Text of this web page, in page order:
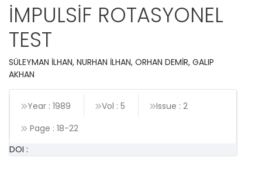
İMPULSİF ROTASYONEL
TEST
SÜLEYMAN İLHAN, NURHAN İLHAN, ORHAN DEMİR, GALIP
AKHAN
Year : 1989 Vol : 5
Issue : 2
Page : 18-22
DOI :